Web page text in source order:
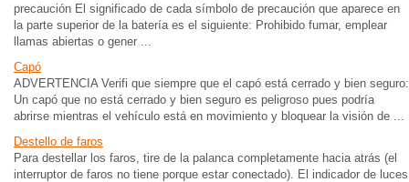
precaución El significado de cada símbolo de precaución que aparece en
la parte superior de la batería es el siguiente: Prohibido fumar, emplear
llamas abiertas o gener ...
Capó
ADVERTENCIA Verifi que siempre que el capó está cerrado y bien seguro:
Un capó que no está cerrado y bien seguro es peligroso pues podría
abrirse mientras el vehículo está en movimiento y bloquear la visión de ...
Destello de faros
Para destellar los faros, tire de la palanca completamente hacia atrás (el
interruptor de faros no tiene porque estar conectado). El indicador de luces